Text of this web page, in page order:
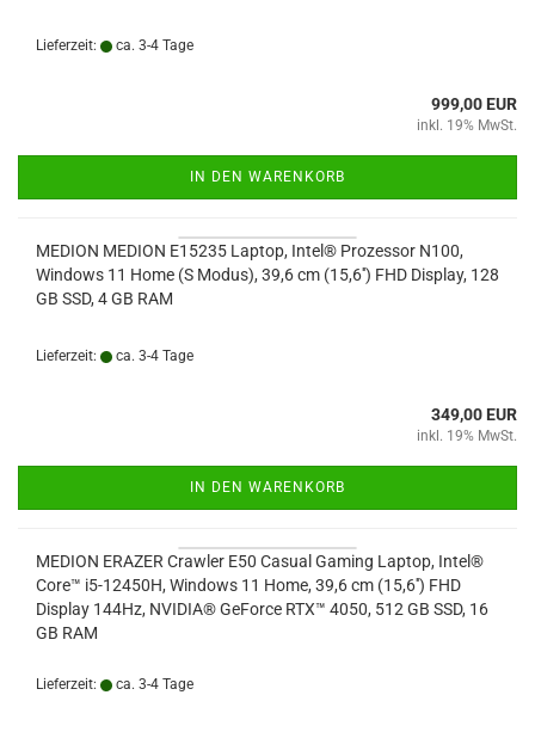
Lieferzeit: ca. 3-4 Tage
999,00 EUR
inkl. 19% MwSt.
IN DEN WARENKORB
MEDION MEDION E15235 Laptop, Intel® Prozessor N100,
Windows 11 Home (S Modus), 39,6 cm (15,6'') FHD Display, 128
GB SSD, 4 GB RAM
Lieferzeit: ca. 3-4 Tage
349,00 EUR
inkl. 19% MwSt.
IN DEN WARENKORB
MEDION ERAZER Crawler E50 Casual Gaming Laptop, Intel®
Core™ i5-12450H, Windows 11 Home, 39,6 cm (15,6'') FHD
Display 144Hz, NVIDIA® GeForce RTX™ 4050, 512 GB SSD, 16
GB RAM
Lieferzeit: ca. 3-4 Tage